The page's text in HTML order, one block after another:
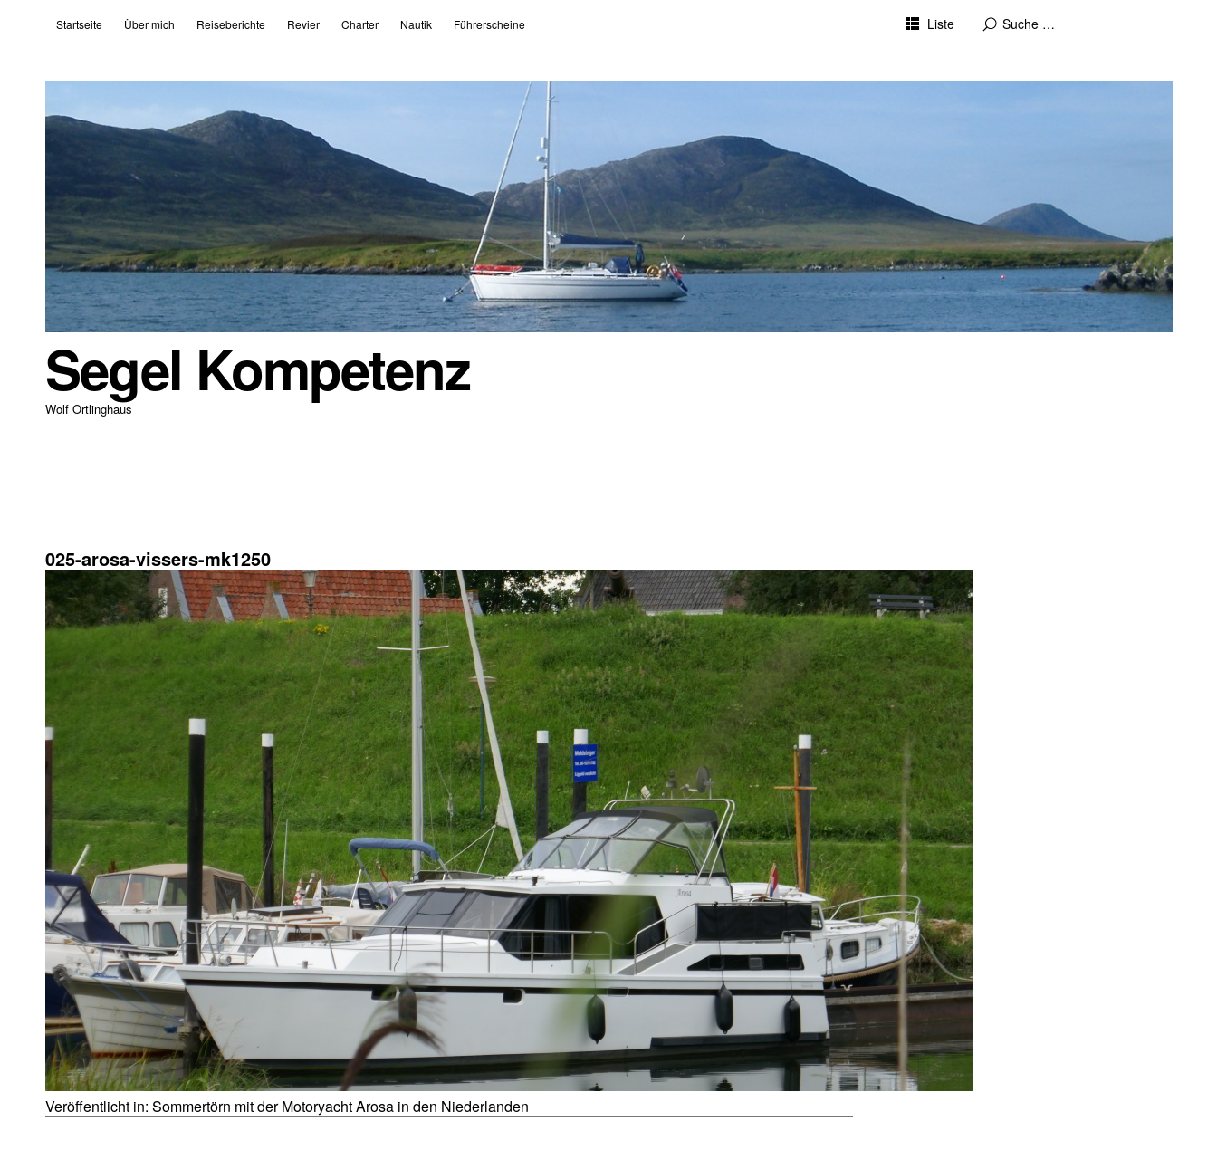
Startseite Über mich Reiseberichte Revier Charter Nautik Führerscheine Liste
Segel Kompetenz
Wolf Ortlinghaus
025-arosa-vissers-mk1250
Veröffentlicht in: Sommertörn mit der Motoryacht Arosa in den Niederlanden